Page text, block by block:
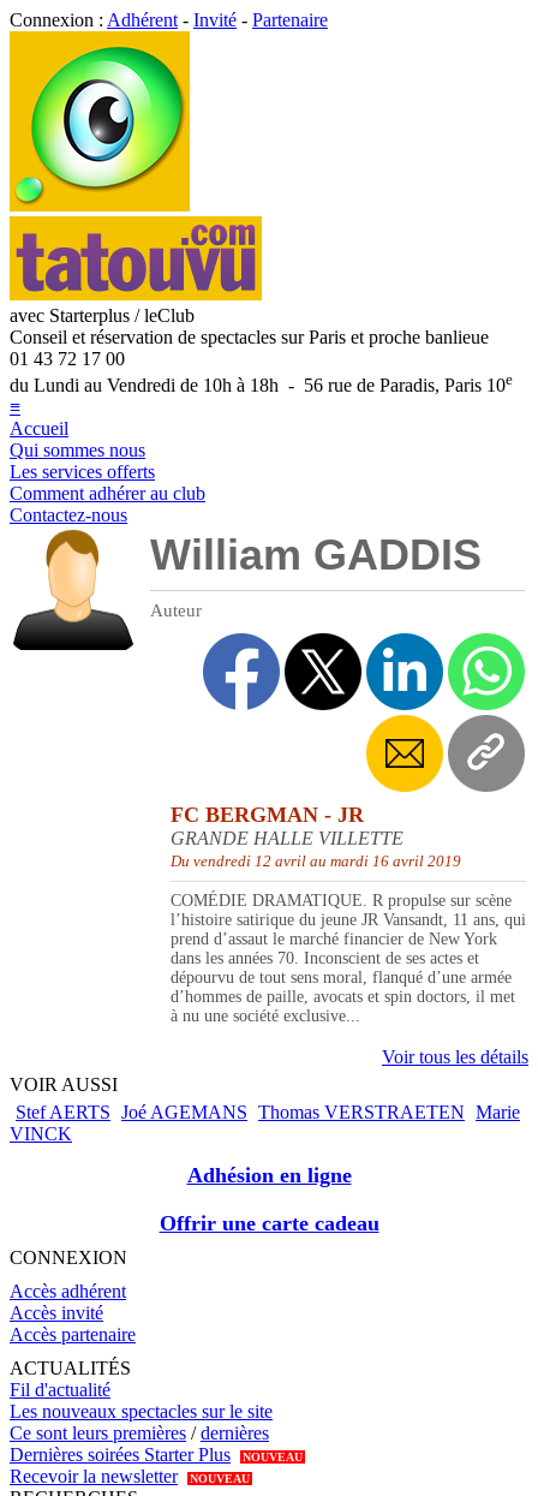
Connexion : Adhérent - Invité - Partenaire
avec Starterplus / leClub
Conseil et réservation de spectacles sur Paris et proche banlieue
01 43 72 17 00
du Lundi au Vendredi de 10h à 18h - 56 rue de Paradis, Paris 10e
≡
Accueil
Qui sommes nous
Les services offerts
Comment adhérer au club
Contactez-nous
William GADDIS
Auteur
FC BERGMAN - JR
GRANDE HALLE VILLETTE
Du vendredi 12 avril au mardi 16 avril 2019
COMÉDIE DRAMATIQUE. R propulse sur scène
l’histoire satirique du jeune JR Vansandt, 11 ans, qui
prend d’assaut le marché financier de New York
dans les années 70. Inconscient de ses actes et
dépourvu de tout sens moral, flanqué d’une armée
d’hommes de paille, avocats et spin doctors, il met
à nu une société exclusive...
Voir tous les détails
VOIR AUSSI
Stef AERTS Joé AGEMANS Thomas VERSTRAETEN Marie
VINCK
Adhésion en ligne
Offrir une carte cadeau
CONNEXION
Accès adhérent
Accès invité
Accès partenaire
ACTUALITÉS
Fil d'actualité
Les nouveaux spectacles sur le site
Ce sont leurs premières /dernières
Dernières soirées Starter Plus
NOUVEAU
Recevoir la newsletter NOUVEAU